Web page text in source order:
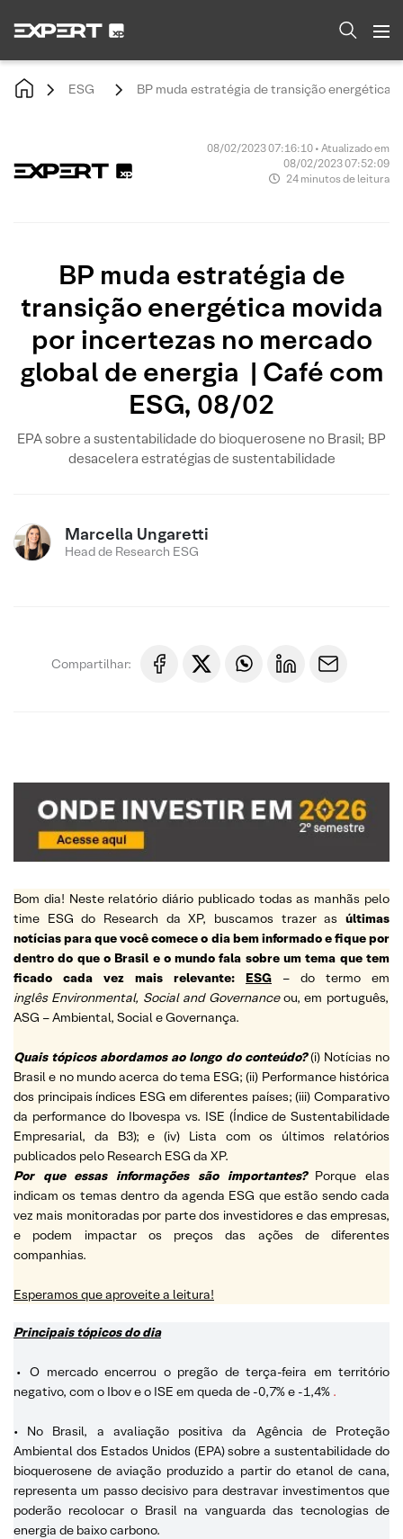
ESG BP muda estratégia de transição energética
08/02/2023 07:16:10 • Atualizado em
08/02/2023 07:52:09
24 minutos de leitura
BP muda estratégia de
transição energética movida
por incertezas no mercado
global de energia | Café com
ESG, 08/02
EPA sobre a sustentabilidade do bioquerosene no Brasil; BP
desacelera estratégias de sustentabilidade
Marcella Ungaretti
Head de Research ESG
Compartilhar:
Bom dia! Neste relatório diário publicado todas as manhãs pelo
time ESG do Research da XP, buscamos trazer as últimas
notícias para que você comece o dia bem informado e fique por
dentro do que o Brasil e o mundo fala sobre um tema que tem
ficado cada vez mais relevante:
ESG
– do termo em
inglês Environmental, Social and Governanceou, em português,
ASG – Ambiental, Social e Governança.
Quais tópicos abordamos ao longo do conteúdo? (i) Notícias no
Brasil e no mundo acerca do tema ESG; (ii) Performance histórica
dos principais índices ESG em diferentes países; (iii) Comparativo
da performance do Ibovespa vs. ISE (Índice de Sustentabilidade
Empresarial, da B3); e (iv) Lista com os últimos relatórios
publicados pelo Research ESG da XP.
Por que essas informações são importantes? Porque elas
indicam os temas dentro da agenda ESG que estão sendo cada
vez mais monitoradas por parte dos investidores e das empresas,
e podem impactar os preços das ações de diferentes
companhias.
Esperamos que aproveite a leitura!
Principais tópicos do dia
• O mercado encerrou o pregão de terça-feira em território
negativo, com o Ibov e o ISE em queda de -0,7% e -1,4% .
• No Brasil, a avaliação positiva da Agência de Proteção
Ambiental dos Estados Unidos (EPA) sobre a sustentabilidade do
bioquerosene de aviação produzido a partir do etanol de cana,
representa um passo decisivo para destravar investimentos que
poderão recolocar o Brasil na vanguarda das tecnologias de
energia de baixo carbono.